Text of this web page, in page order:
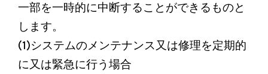
一部を一時的に中断することができるものと
します。
(1)システムのメンテナンス又は修理を定期的
に又は緊急に行う場合